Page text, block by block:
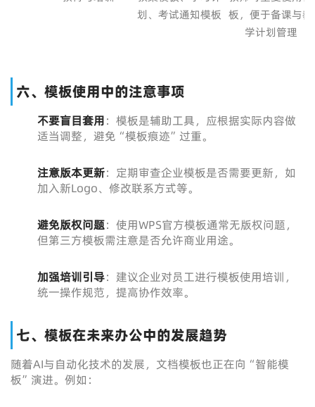
划、考试通知模板 板，便于备课与教
学计划管理
六、模板使用中的注意事项
不要盲目套用：模板是辅助工具，应根据实际内容做
适当调整，避免“模板痕迹”过重。
注意版本更新：定期审查企业模板是否需要更新，如
加入新Logo、修改联系方式等。
避免版权问题：使用WPS官方模板通常无版权问题，
但第三方模板需注意是否允许商业用途。
加强培训引导：建议企业对员工进行模板使用培训，
统一操作规范，提高协作效率。
七、模板在未来办公中的发展趋势
随着AI与自动化技术的发展，文档模板也正在向“智能模
板”演进。例如：